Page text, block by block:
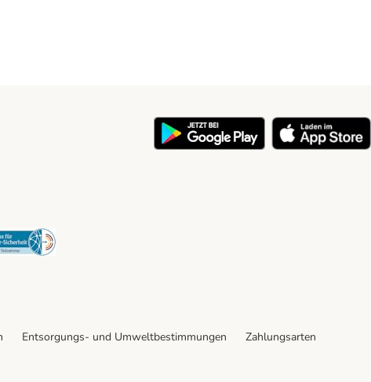
Security
Entsorgungs- und Umweltbestimmungen
Zahlungsarten